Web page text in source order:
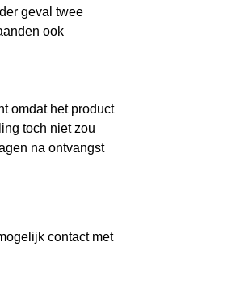
geval twee
ook
omdat het product
toch niet zou
na ontvangst
contact met